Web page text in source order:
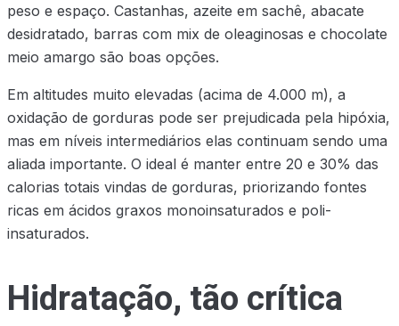
peso e espaço. Castanhas, azeite em sachê, abacate
desidratado, barras com mix de oleaginosas e chocolate
meio amargo são boas opções.
Em altitudes muito elevadas (acima de 4.000 m), a
oxidação de gorduras pode ser prejudicada pela hipóxia,
mas em níveis intermediários elas continuam sendo uma
aliada importante. O ideal é manter entre 20 e 30% das
calorias totais vindas de gorduras, priorizando fontes
ricas em ácidos graxos monoinsaturados e poli-
insaturados.
Hidratação, tão crítica